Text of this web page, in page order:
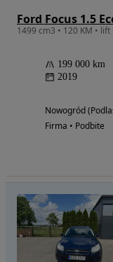
1499 cm3 • 120 KM •
199 000 km
2019
Nowogród
Firma • Podbite